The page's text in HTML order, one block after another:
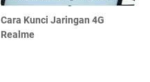
Cara Kunci Jaringan 4G
Realme